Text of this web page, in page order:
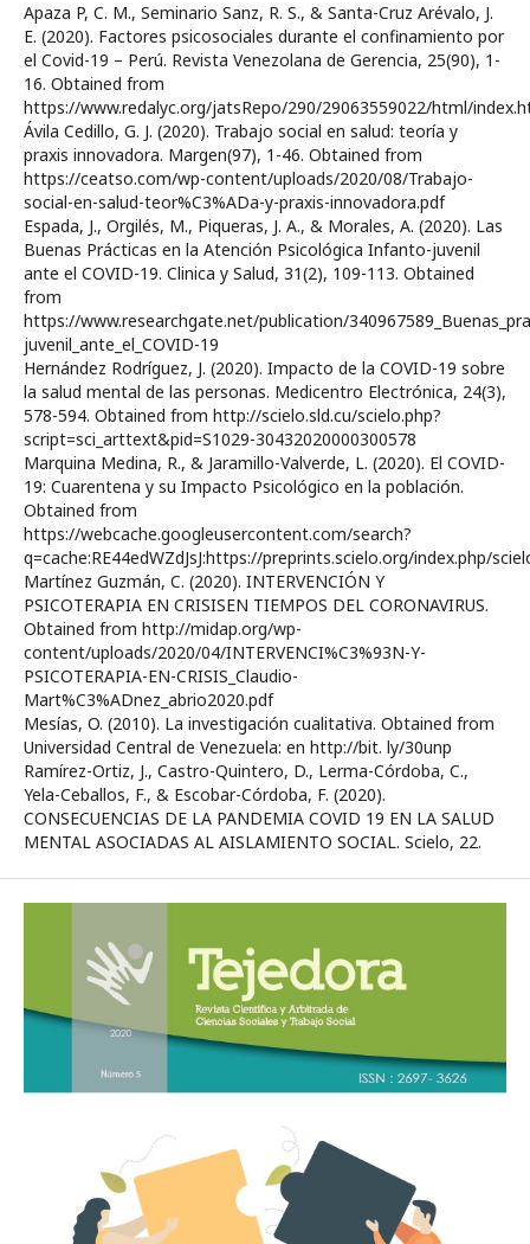
Apaza P, C. M., Seminario Sanz, R. S., & Santa-Cruz Arévalo, J.
E. (2020). Factores psicosociales durante el confinamiento por
el Covid-19 – Perú. Revista Venezolana de Gerencia, 25(90), 1-
16. Obtained from
https://www.redalyc.org/jatsRepo/290/29063559022/html/
Ávila Cedillo, G. J. (2020). Trabajo social en salud: teoría y
praxis innovadora. Margen(97), 1-46. Obtained from
https://ceatso.com/wp-content/uploads/2020/08/Trabajo-
social-en-salud-teor%C3%ADa-y-praxis-innovadora.pdf
Espada, J., Orgilés, M., Piqueras, J. A., & Morales, A. (2020). Las
Buenas Prácticas en la Atención Psicológica Infanto-juvenil
ante el COVID-19. Clinica y Salud, 31(2), 109-113. Obtained
from
https://www.researchgate.net/publication/
juvenil_ante_el_COVID-19
Hernández Rodríguez, J. (2020). Impacto de la COVID-19 sobre
la salud mental de las personas. Medicentro Electrónica, 24(3),
578-594. Obtained from http://scielo.sld.cu/scielo.php?
script=sci_arttext&pid=S1029-30432020000300578
Marquina Medina, R., & Jaramillo-Valverde, L. (2020). El COVID-
19: Cuarentena y su Impacto Psicológico en la población.
Obtained from
https://webcache.googleusercontent.com/search?
q=cache:RE44edWZdJsJ:https://preprints.scielo.org/index.php/
Martínez Guzmán, C. (2020). INTERVENCIÓN Y
PSICOTERAPIA EN CRISISEN TIEMPOS DEL CORONAVIRUS.
Obtained from http://midap.org/wp-
content/uploads/2020/04/INTERVENCI%C3%93N-Y-
PSICOTERAPIA-EN-CRISIS_Claudio-
Mart%C3%ADnez_abrio2020.pdf
Mesías, O. (2010). La investigación cualitativa. Obtained from
Universidad Central de Venezuela: en http://bit. ly/30unp
Ramírez-Ortiz, J., Castro-Quintero, D., Lerma-Córdoba, C.,
Yela-Ceballos, F., & Escobar-Córdoba, F. (2020).
CONSECUENCIAS DE LA PANDEMIA COVID 19 EN LA SALUD
MENTAL ASOCIADAS AL AISLAMIENTO SOCIAL. Scielo, 22.